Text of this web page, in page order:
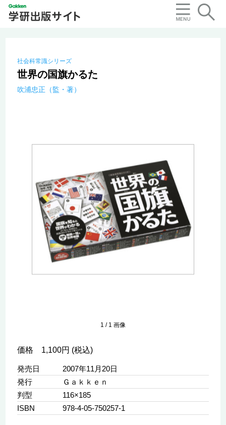
社会科常識シリーズ
世界の国旗かるた
吹浦忠正（監・著）
1 / 1 画像
価格 1,100円 (税込)
発売日
2007年11月20日
発行
Ｇａｋｋｅｎ
判型
116×185
ISBN
978-4-05-750257-1